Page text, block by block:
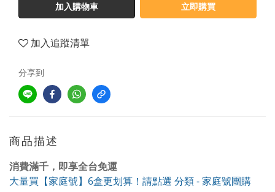
加入購物車 立即購買
加入追蹤清單
分享到
商品描述
消費滿千，即享全台免運
大量買【家庭號】6盒更划算！請點選 分類 - 家庭號團購